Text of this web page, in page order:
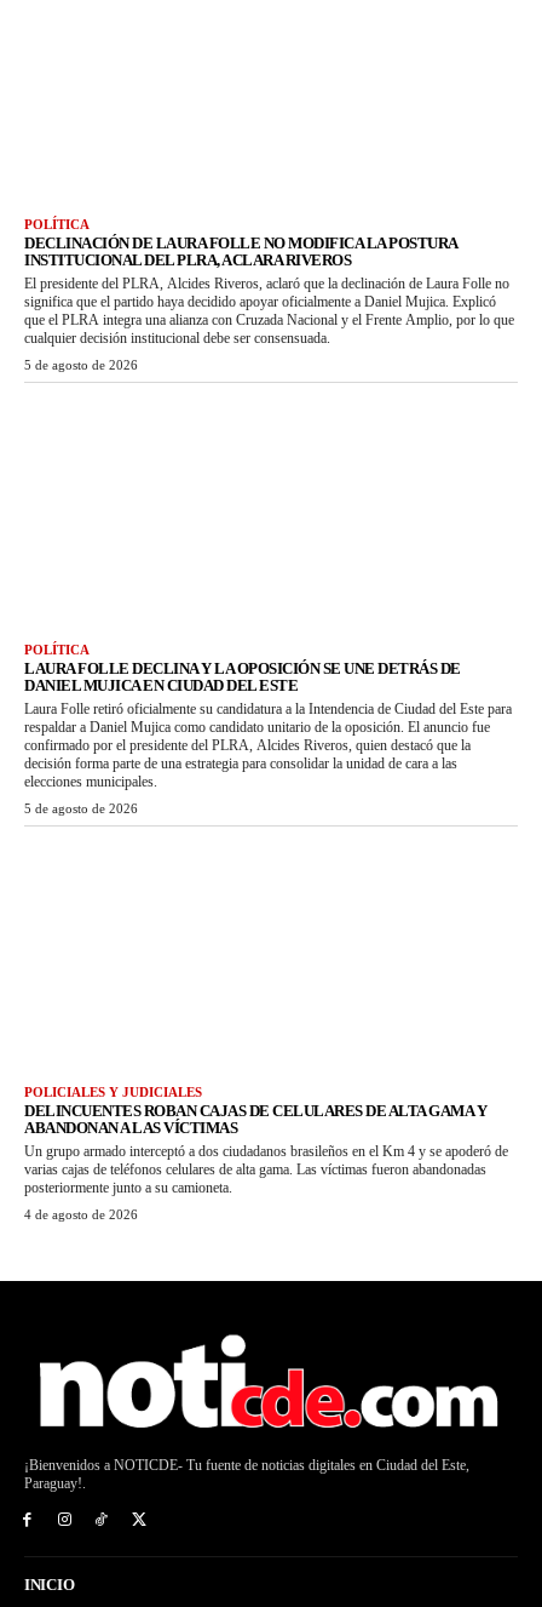
POLÍTICA
DECLINACIÓN DE LAURA FOLLE NO MODIFICA LA POSTURA
INSTITUCIONAL DEL PLRA, ACLARA RIVEROS
El presidente del PLRA, Alcides Riveros, aclaró que la declinación de Laura Folle no
significa que el partido haya decidido apoyar oficialmente a Daniel Mujica. Explicó
que el PLRA integra una alianza con Cruzada Nacional y el Frente Amplio, por lo que
cualquier decisión institucional debe ser consensuada.
5 de agosto de 2026
POLÍTICA
LAURA FOLLE DECLINA Y LA OPOSICIÓN SE UNE DETRÁS DE
DANIEL MUJICA EN CIUDAD DEL ESTE
Laura Folle retiró oficialmente su candidatura a la Intendencia de Ciudad del Este para
respaldar a Daniel Mujica como candidato unitario de la oposición. El anuncio fue
confirmado por el presidente del PLRA, Alcides Riveros, quien destacó que la
decisión forma parte de una estrategia para consolidar la unidad de cara a las
elecciones municipales.
5 de agosto de 2026
POLICIALES Y JUDICIALES
DELINCUENTES ROBAN CAJAS DE CELULARES DE ALTA GAMA Y
ABANDONAN A LAS VÍCTIMAS
Un grupo armado interceptó a dos ciudadanos brasileños en el Km 4 y se apoderó de
varias cajas de teléfonos celulares de alta gama. Las víctimas fueron abandonadas
posteriormente junto a su camioneta.
4 de agosto de 2026
¡Bienvenidos a NOTICDE- Tu fuente de noticias digitales en Ciudad del Este,
Paraguay!.
INICIO